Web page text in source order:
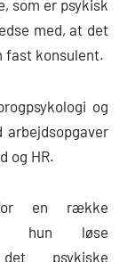
som er psykisk
med, at det
fast konsulent.
og
og HR.
for en række
hun løse
det psykiske